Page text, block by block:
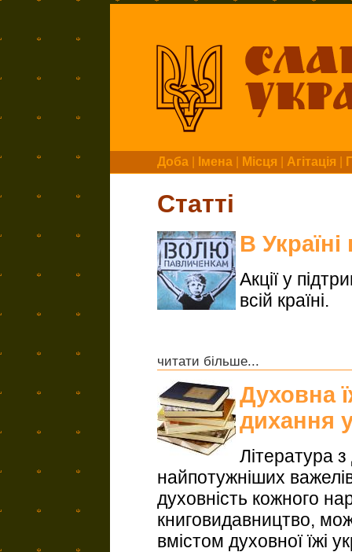
Доба Імена Місця Агітація
Статті
В
Акції у
всій країні.
читати більше...
Духовна
дихання
Література
найпотужніших
духовність кожного
книговидавництво,
вмістом духовної їжі